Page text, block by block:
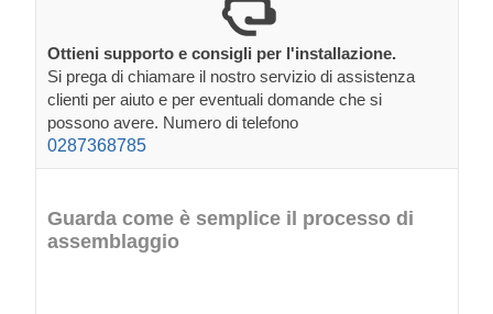
Ottieni supporto e consigli per l'installazione.
Si prega di chiamare il nostro servizio di assistenza
clienti per aiuto e per eventuali domande che si
possono avere. Numero di telefono
0287368785
Guarda come è semplice il processo di
assemblaggio